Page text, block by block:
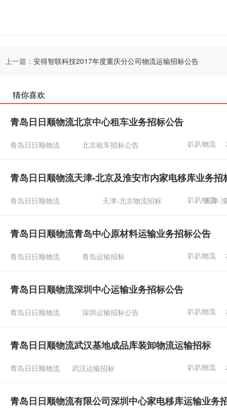
上一篇： 安得智联科技2017年度重庆分公司物流运输招标公告
猜你喜欢
青岛日日顺物流北京中心租车业务招标公告
青岛日日顺物流 北京租车招标公告 叭叭物流
青岛日日顺物流天津-北京及淮安市内家电移库业务招
青岛日日顺物流 天津-北京物流招标 天津-
叭叭物流
青岛日日顺物流青岛中心原材料运输业务招标公告
青岛日日顺物流 青岛运输招标 叭叭物流
青岛日日顺物流深圳中心运输业务招标公告
青岛日日顺物流 深圳运输招标公告 叭叭物流
青岛日日顺物流武汉基地成品库装卸物流运输招标
青岛日日顺物流 武汉运输招标 叭叭物流
青岛日日顺物流有限公司深圳中心家电移库运输业务